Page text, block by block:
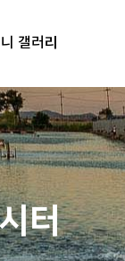
갤러리
터